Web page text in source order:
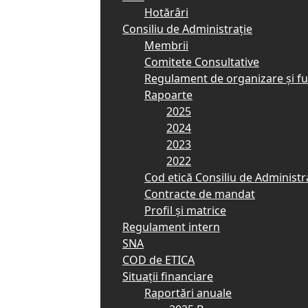
Hotărâri
Consiliu de Administrație
Membrii
Comitete Consultative
Regulament de organizare și
Rapoarte
2025
2024
2023
2022
Cod etică Consiliu de
Contracte de mandat
Profil și matrice
Regulament intern
SNA
COD de ETICA
Situații financiare
Raportări anuale